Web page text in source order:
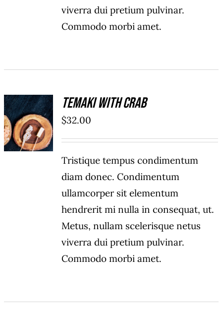
viverra dui pretium pulvinar.
Commodo morbi amet.
ADD TO
CART
/
DETAILS
Temaki With Crab
$32.00
Tristique tempus condimentum
diam donec. Condimentum
ullamcorper sit elementum
hendrerit mi nulla in consequat, ut.
Metus, nullam scelerisque netus
viverra dui pretium pulvinar.
Commodo morbi amet.